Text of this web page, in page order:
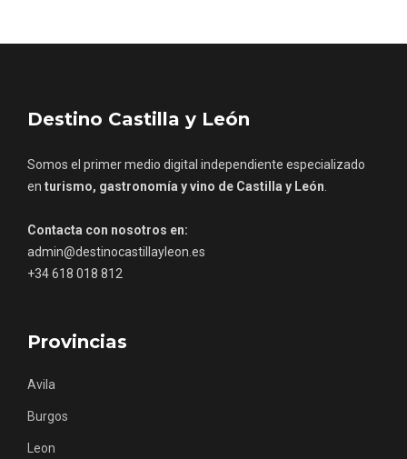
Destino Castilla y León
Somos el primer medio digital independiente especializado
en turismo, gastronomía y vino de Castilla y León
Contacta con nosotros en:
admin@destinocastillayleon.es
+34 618 018 812
Provincias
Avila
Burgos
Leon
III Ruta de la Morcilla de Burgos IGP, en